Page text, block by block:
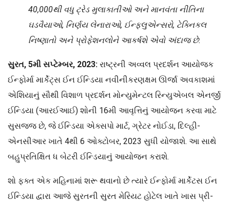
40,000થી વધુ ટ્રેડ મુલાકાતીઓ અને માનવંતા નીતિના
ઘડવૈયાઓ, નિર્ણય લેનારાઓ, ઈન્ફ્લુએન્સરો, ટેક્નિકલ
નિષ્ણાતો અને પ્રોફેશનલોને આકર્ષશે એવો અંદાજ છે.
સુરત, 5મી સપ્ટેમ્બર, 2023: રાષ્ટ્રની અવ્વલ પ્રદર્શન આયોજક
ઈન્ફોર્મા માર્કેટ્સ ઈન ઈન્ડિયા નવીનીકરણક્ષમ ઊર્જા અવકાશમાં
એશિયાનું સૌથી વિશાળ પ્રદર્શન મોન્યુમેન્ટલ રિન્યુએબલ એનર્જી
ઈન્ડિયા (આરઈઆઈ) શોની 16મી આવૃત્તિનું આયોજન કરવા માટે
સુસજ્જ છે, જે ઈન્ડિયા એક્સપો માર્ટ, ગ્રેટર નોઈડા, દિલ્હી-
એનસીઆર ખાતે 4થી 6 ઓક્ટોબર, 2023 સુધી યોજાશે. આ સાથે
બહુપ્રતિક્ષિત ધ બેટરી ઈન્ડિયાનું આયોજન કરાશે.
શો ફક્ત એક મહિનામાં શરૂ થવાનો છે ત્યારે ઈન્ફોર્મા માર્કેટસ ઈન
ઈન્ડિયા દ્વારા આજે સુરતની સુરત મેરિયટ હોટેલ ખાતે ખાસ પ્રી-